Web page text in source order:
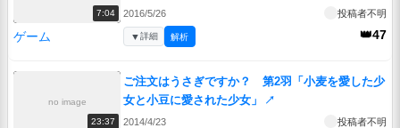
7:04 2016/5/26 投稿者不明
ゲーム 👑47
▼詳細 解析
no image
23:37
ご注文はうさぎですか？ 第2羽「小麦を愛した少
女と小豆に愛された少女」
↗
2014/4/23 投稿者不明